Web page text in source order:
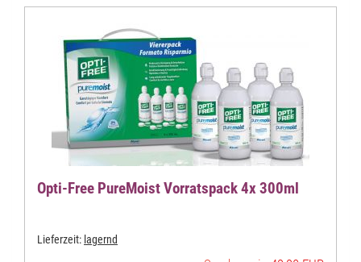
Opti-Free PureMoist Vorratspack 4x 300ml
Lieferzeit: lagernd